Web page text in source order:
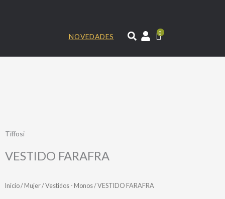
NOVEDADES
0
Tiffosi
VESTIDO FARAFRA
Inicio/ Mujer/Vestidos - Monos/ VESTIDO FARAFRA